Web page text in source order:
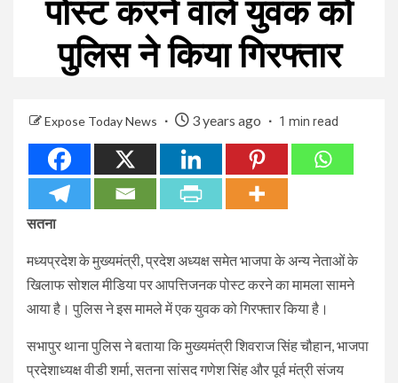
पोस्ट करने वाले युवक को
पुलिस ने किया गिरफ्तार
Expose Today News 3 years ago 1 min read
सतना
मध्यप्रदेश के मुख्यमंत्री, प्रदेश अध्यक्ष समेत भाजपा के अन्य नेताओं के
खिलाफ सोशल मीडिया पर आपत्तिजनक पोस्ट करने का मामला सामने
आया है। पुलिस ने इस मामले में एक युवक को गिरफ्तार किया है।
सभापुर थाना पुलिस ने बताया कि मुख्यमंत्री शिवराज सिंह चौहान, भाजपा
प्रदेशाध्यक्ष वीडी शर्मा, सतना सांसद गणेश सिंह और पूर्व मंत्री संजय